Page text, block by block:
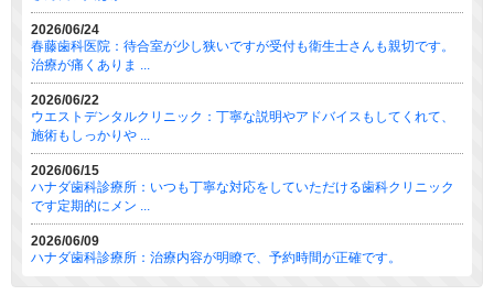
2026/06/24
春藤歯科医院：待合室が少し狭いですが受付も衛生士さんも親切です。
治療が痛くありま ...
2026/06/22
ウエストデンタルクリニック：丁寧な説明やアドバイスもしてくれて、
施術もしっかりや ...
2026/06/15
ハナダ歯科診療所：いつも丁寧な対応をしていただける歯科クリニック
です定期的にメン ...
2026/06/09
ハナダ歯科診療所：治療内容が明瞭で、予約時間が正確です。